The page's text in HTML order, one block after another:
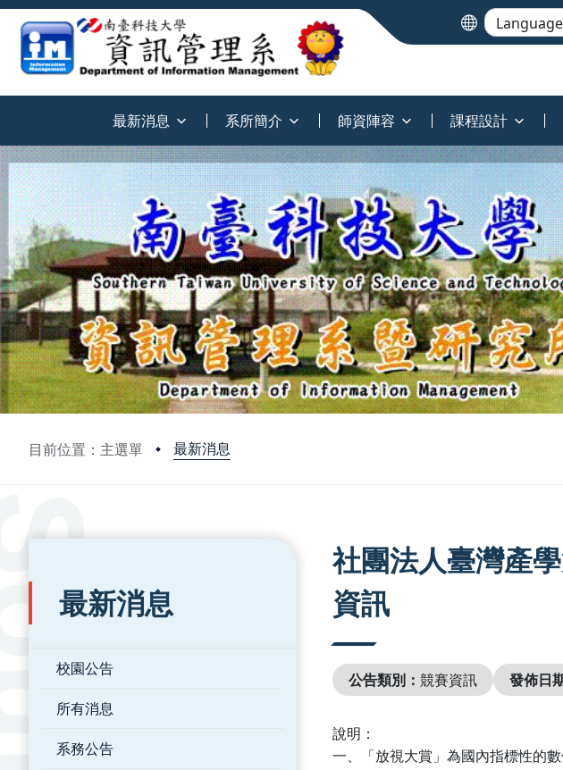
最新消息 系所簡介 師資陣容 課程設計
目前位置：主選單 最新消息
:::
最新消息
校園公告
所有消息
系務公告
社團法人臺灣產
資訊
公告類別： 競賽資訊 發佈日
說明：
一、「放視大賞」為國內指標性的